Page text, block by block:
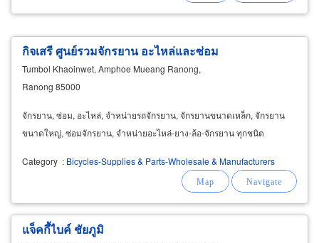
กิจเสรี ศูนย์รวมจักรยาน อะไหล่และซ่อม
Tumbol Khaoinwet, Amphoe Mueang Ranong,
Ranong 85000
จักรยาน, ซ่อม, อะไหล่, จำหน่ายรถจักรยาน, จักรยานขนาดเหล็ก, จักรยาน
ขนาดใหญ่, ซ่อมจักรยาน, จำหน่ายอะไหล่-ยาง-ล้อ-จักรยาน ทุกชนิด
Category : Bicycles-Supplies & Parts-Wholesale & Manufacturers
แจ็คกี้ไบค์ ชัยภูมิ